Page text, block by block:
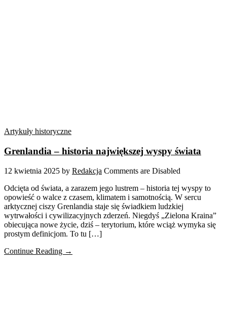
Artykuły historyczne
Grenlandia – historia największej wyspy świata
12 kwietnia 2025 by Redakcja Comments are Disabled
Odcięta od świata, a zarazem jego lustrem – historia tej wyspy to
opowieść o walce z czasem, klimatem i samotnością. W sercu
arktycznej ciszy Grenlandia staje się świadkiem ludzkiej
wytrwałości i cywilizacyjnych zderzeń. Niegdyś „Zielona Kraina”
obiecująca nowe życie, dziś – terytorium, które wciąż wymyka się
prostym definicjom. To tu […]
Continue Reading →